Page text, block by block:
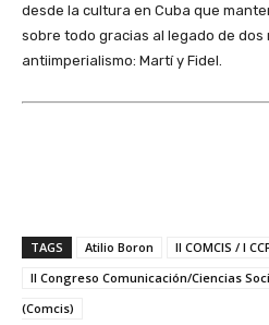
desde la cultura en Cuba que
sobre todo gracias al legado de dos
antiimperialismo: Martí y Fidel.
TAGS Atilio Boron
II COMCIS / I
II Congreso Comunicación/Ciencias
(Comcis)